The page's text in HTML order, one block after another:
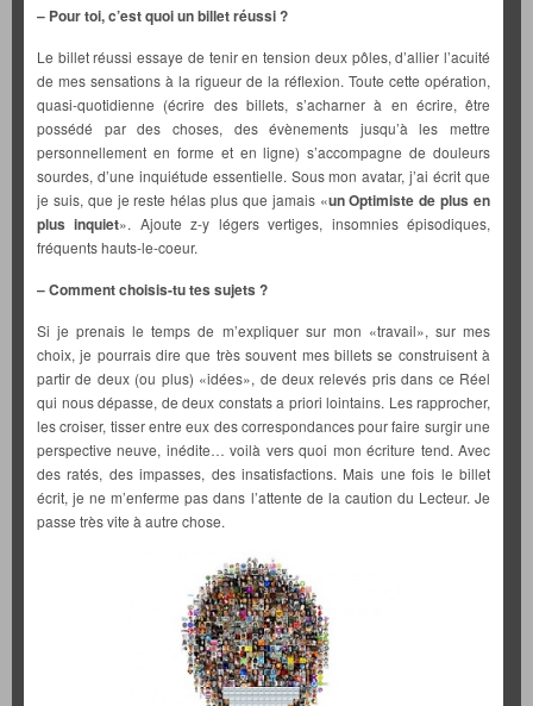
– Pour toi, c’est quoi un billet réussi ?
Le billet réussi essaye de tenir en tension deux pôles, d’allier l’acuité
de mes sensations à la rigueur de la réflexion. Toute cette opération,
quasi-quotidienne (écrire des billets, s’acharner à en écrire, être
possédé par des choses, des évènements jusqu’à les mettre
personnellement en forme et en ligne) s’accompagne de douleurs
sourdes, d’une inquiétude essentielle. Sous mon avatar, j’ai écrit que
je suis, que je reste hélas plus que jamais «un Optimiste de plus en
plus inquiet». Ajoute z-y légers vertiges, insomnies épisodiques,
fréquents hauts-le-coeur.
– Comment choisis-tu tes sujets ?
Si je prenais le temps de m’expliquer sur mon «travail», sur mes
choix, je pourrais dire que très souvent mes billets se construisent à
partir de deux (ou plus) «idées», de deux relevés pris dans ce Réel
qui nous dépasse, de deux constats a priori lointains. Les rapprocher,
les croiser, tisser entre eux des correspondances pour faire surgir une
perspective neuve, inédite… voilà vers quoi mon écriture tend. Avec
des ratés, des impasses, des insatisfactions. Mais une fois le billet
écrit, je ne m’enferme pas dans l’attente de la caution du Lecteur. Je
passe très vite à autre chose.